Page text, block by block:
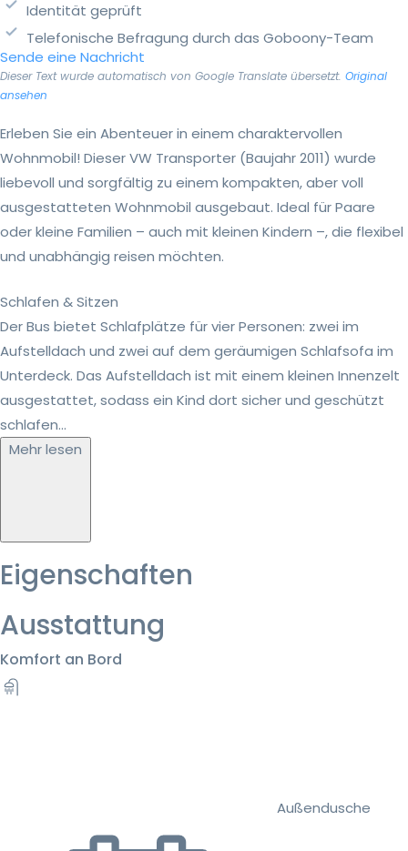
Identität geprüft
Telefonische Befragung durch das Goboony-Team
Sende eine Nachricht
Dieser Text wurde automatisch von Google Translate übersetzt. Original
ansehen
Erleben Sie ein Abenteuer in einem charaktervollen
Wohnmobil! Dieser VW Transporter (Baujahr 2011) wurde
liebevoll und sorgfältig zu einem kompakten, aber voll
ausgestatteten Wohnmobil ausgebaut. Ideal für Paare
oder kleine Familien – auch mit kleinen Kindern –, die flexibel
und unabhängig reisen möchten.
Schlafen & Sitzen
Der Bus bietet Schlafplätze für vier Personen: zwei im
Aufstelldach und zwei auf dem geräumigen Schlafsofa im
Unterdeck. Das Aufstelldach ist mit einem kleinen Innenzelt
ausgestattet, sodass ein Kind dort sicher und geschützt
schlafen...
Mehr lesen
Eigenschaften
Ausstattung
Komfort an Bord
Außendusche